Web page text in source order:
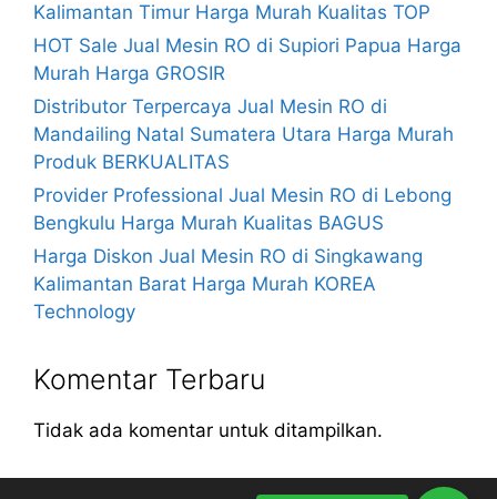
Kalimantan Timur Harga Murah Kualitas TOP
HOT Sale Jual Mesin RO di Supiori Papua Harga
Murah Harga GROSIR
Distributor Terpercaya Jual Mesin RO di
Mandailing Natal Sumatera Utara Harga Murah
Produk BERKUALITAS
Provider Professional Jual Mesin RO di Lebong
Bengkulu Harga Murah Kualitas BAGUS
Harga Diskon Jual Mesin RO di Singkawang
Kalimantan Barat Harga Murah KOREA
Technology
Komentar Terbaru
Tidak ada komentar untuk ditampilkan.